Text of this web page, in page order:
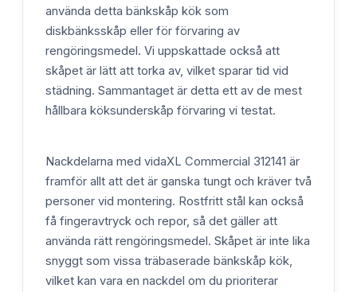
använda detta bänkskåp kök som
diskbänksskåp eller för förvaring av
rengöringsmedel. Vi uppskattade också att
skåpet är lätt att torka av, vilket sparar tid vid
städning. Sammantaget är detta ett av de mest
hållbara köksunderskåp förvaring vi testat.
Nackdelarna med vidaXL Commercial 312141 är
framför allt att det är ganska tungt och kräver två
personer vid montering. Rostfritt stål kan också
få fingeravtryck och repor, så det gäller att
använda rätt rengöringsmedel. Skåpet är inte lika
snyggt som vissa träbaserade bänkskåp kök,
vilket kan vara en nackdel om du prioriterar